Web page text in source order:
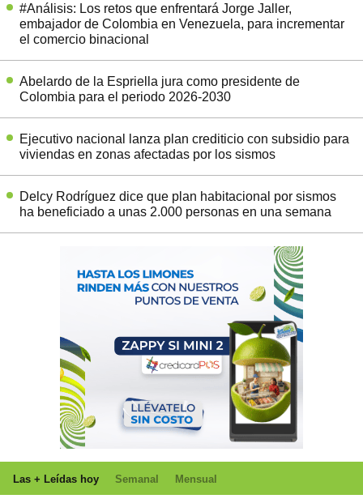
#Análisis: Los retos que enfrentará Jorge Jaller,
embajador de Colombia en Venezuela, para incrementar
el comercio binacional
Abelardo de la Espriella jura como presidente de
Colombia para el periodo 2026-2030
Ejecutivo nacional lanza plan crediticio con subsidio para
viviendas en zonas afectadas por los sismos
Delcy Rodríguez dice que plan habitacional por sismos
ha beneficiado a unas 2.000 personas en una semana
Las + Leídas hoy Semanal Mensual